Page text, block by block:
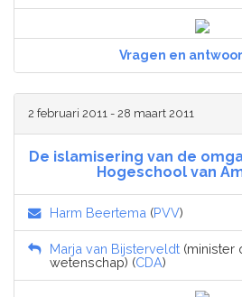
Vragen en
2 februari 2011 - 28 maart 2011
De islamisering van de
Hogeschool van
Harm Beertema (PVV)
Marja van Bijsterveldt (minister
wetenschap) (CDA)